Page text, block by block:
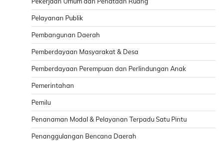
Pelayanan Publik
Pembangunan Daerah
Pemberdayaan Masyarakat & Desa
Pemberdayaan Perempuan dan Perlindungan Anak
Pemerintahan
Pemilu
Penanaman Modal & Pelayanan Terpadu Satu Pintu
Penanggulangan Bencana Daerah